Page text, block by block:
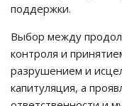
поддержки.
Выбор между
контроля и
разрушением и
капитуляция, а